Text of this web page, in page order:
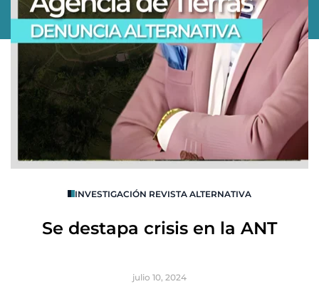
INVESTIGACIÓN REVISTA ALTERNATIVA
Se destapa crisis en la ANT
julio 10, 2024